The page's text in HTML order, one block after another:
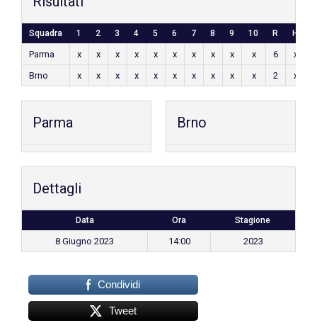
Squadra 1 2 3 4 5 6 7 8 9 10 R H
Parma x x x x x x x x x x 6 x
Brno
x x x x x x x x x x 2 x
Parma Brno
Dettagli
Data Ora Stagione
8 Giugno 2023 14:00 2023
Condividi
Tweet